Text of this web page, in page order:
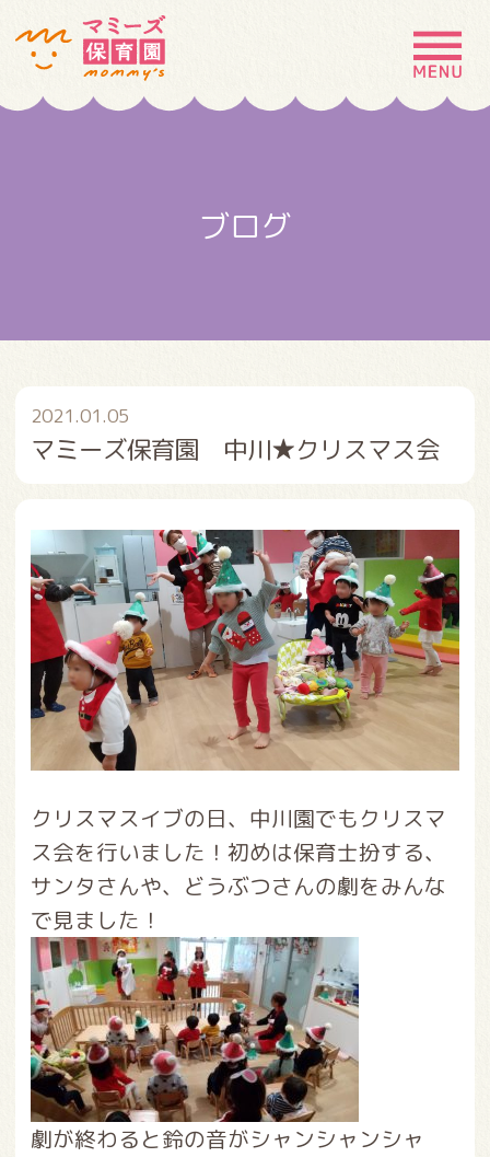
MENU
採用情報 お問い合わせ
ブログ
2021.01.05
マミーズ保育園 中川★クリスマス会
クリスマスイブの日、中川園でもクリスマ
ス会を行いました！初めは保育士扮する、
サンタさんや、どうぶつさんの劇をみんな
で見ました！
劇が終わると鈴の音がシャンシャンシャ